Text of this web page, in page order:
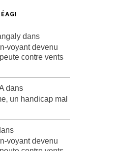
dans
voyant devenu
contre vents
dans
un handicap mal
voyant devenu